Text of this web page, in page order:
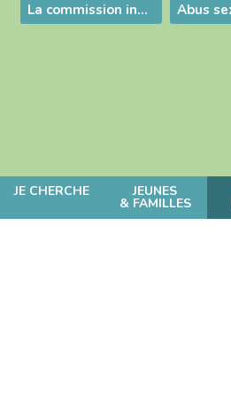
JE CHERCHE JEUNES
& FAMILLES
La commission indépendante sur les abus sexuels dans l'Eglise